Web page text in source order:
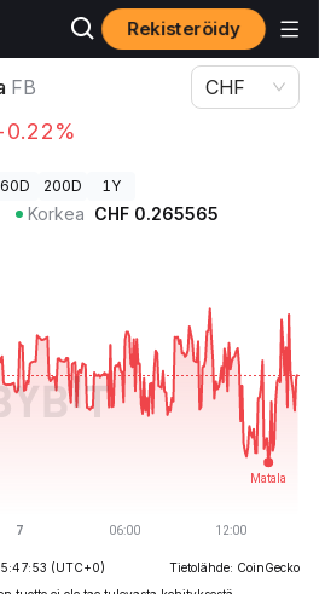
Rekisteröidy
FB
0.22%
CHF
60D 200D 1Y
Korkea CHF 0.265565
(UTC+0)
Tietolähde: CoinGecko